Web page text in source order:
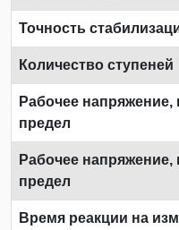
Точность
Количество ступеней
Рабочее напряжение,
предел
Рабочее напряжение,
предел
Время реакции на